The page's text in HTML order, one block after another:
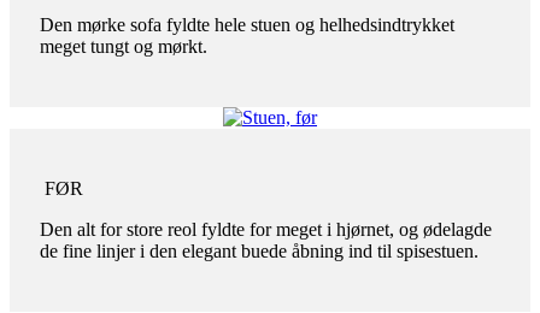
Den mørke sofa fyldte hele stuen og helhedsindtrykket
meget tungt og mørkt.
FØR
Den alt for store reol fyldte for meget i hjørnet, og ødelagde
de fine linjer i den elegant buede åbning ind til spisestuen.